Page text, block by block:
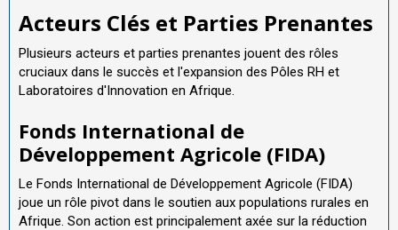
Acteurs Clés et Parties Prenantes
Plusieurs acteurs et parties prenantes jouent des rôles
cruciaux dans le succès et l'expansion des Pôles RH et
Laboratoires d'Innovation en Afrique.
Fonds International de
Développement Agricole (FIDA)
Le Fonds International de Développement Agricole (FIDA)
joue un rôle pivot dans le soutien aux populations rurales en
Afrique. Son action est principalement axée sur la réduction